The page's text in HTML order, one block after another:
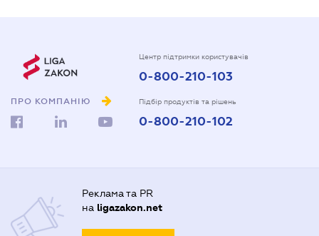
ПРО КОМПАНІЮ
Центр підтримки користувачів
0-800-210-103
Підбір продуктів та рішень
0-800-210-102
Реклама та PR
на ligazakon.net